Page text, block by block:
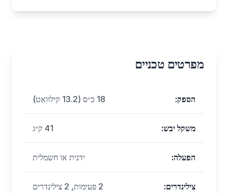
מפרטים טכניים
הספק: 18 כ״ס (13.2 קילוואט)
משקל יבש: 41 ק״ג
הפעלה: ידנית או חשמלית
צילינדרים: 2 פעימות, 2 צילינדרים